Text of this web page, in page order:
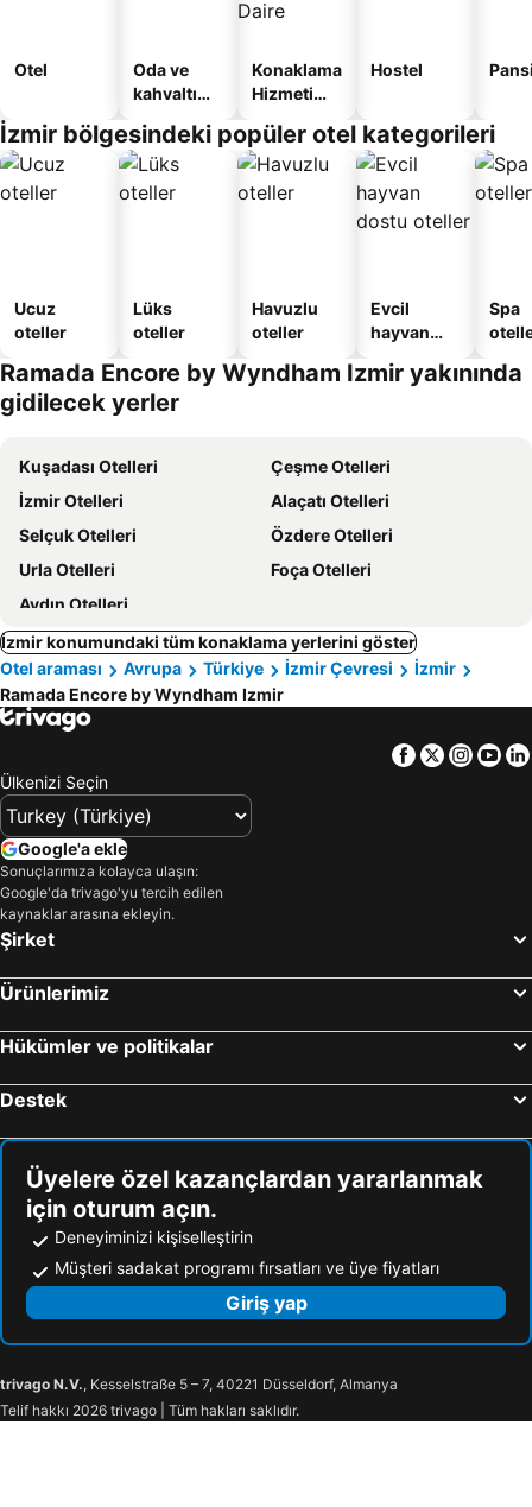
Otel
Oda ve
kahvaltı
oteller
Konaklama
Hizmeti
Apart
Daire
Hostel
İzmir bölgesindeki popüler otel kategorileri
Ucuz
oteller
Lüks
oteller
Havuzlu
oteller
Evcil
hayvan
oteller
Spa
Ramada Encore by Wyndham Izmir yakınında
gidilecek yerler
Kuşadası Otelleri
Çeşme Otelleri
İzmir Otelleri
Alaçatı Otelleri
Selçuk Otelleri
Özdere Otelleri
Urla Otelleri
Foça Otelleri
Aydın Otelleri
İzmir konumundaki tüm konaklama yerlerini göster
Otel araması
Avrupa Türkiye İzmir Çevresi
İzmir
Ramada Encore by Wyndham Izmir
Facebook
Twitter
Ülkenizi Seçin
Google'a ekle
Sonuçlarımıza kolayca ulaşın:
Google'da trivago'yu tercih edilen
kaynaklar arasına ekleyin.
Şirket
Ürünlerimiz
Hükümler ve politikalar
Destek
Üyelere özel kazançlardan yararlanmak
için oturum açın.
Deneyiminizi kişiselleştirin
Müşteri sadakat programı fırsatları ve üye fiyatları
Giriş yap
trivago N.V., Kesselstraße 5 – 7, 40221 Düsseldorf, Almanya
Telif hakkı 2026 trivago | Tüm hakları saklıdır.